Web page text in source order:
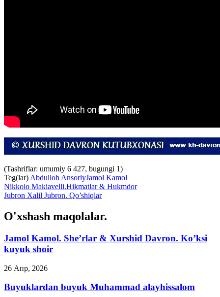
(Tashriflar: umumiy 6 427, bugungi 1)
Teg(lar) Abdulloh AnsoriyJamol Kamol
Nikkolo Makiavelli.Hikmatlar & Hukmdor
Jubron Xalil Jubron. Qo’shiqlar
O'xshash maqolalar.
Jamol Kamol. She’rlar & Xurshid Davron. Ko’ksi
kuyuk shoir
26 Апр, 2026
Buyuklardan buyuk Muhammad alayhissalom